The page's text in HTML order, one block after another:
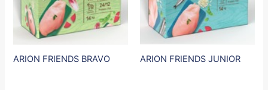
ARION FRIENDS BRAVO ARION FRIENDS JUNIOR